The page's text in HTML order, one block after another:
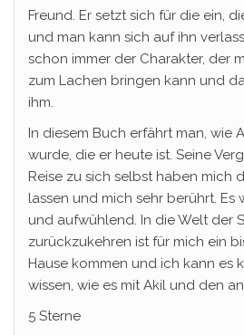
Freund. Er setzt sich für die ein,
und man kann sich auf ihn
schon immer der Charakter, der
zum Lachen bringen kann und
ihm.
In diesem Buch erfährt man, wie
wurde, die er heute ist. Seine
Reise zu sich selbst haben mich
lassen und mich sehr berührt. Es
und aufwühlend. In die Welt der
zurückzukehren ist für mich ein
Hause kommen und ich kann es
wissen, wie es mit Akil und den
5 Sterne